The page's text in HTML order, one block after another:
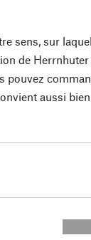
sens, sur
de
pouvez
aussi